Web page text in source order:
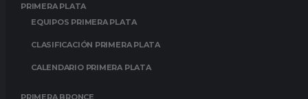
PRIMERA PLATA
EQUIPOS PRIMERA PLATA
CLASIFICACIÓN PRIMERA PLATA
CALENDARIO PRIMERA PLATA
PRIMERA BRONCE